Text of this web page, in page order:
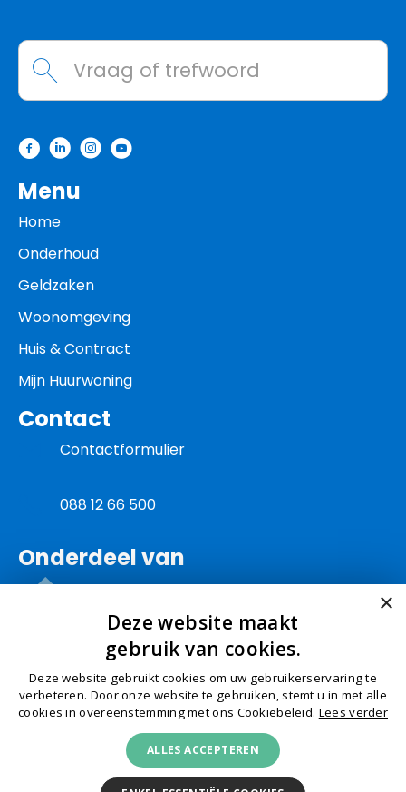
Contactinformatie
Waarmee kunnen we helpen?
Menu
Home
Onderhoud
Geldzaken
Woonomgeving
Huis & Contract
Mijn Huurwoning
Contact
Contactformulier
088 12 66 500
Onderdeel van
© Schep 2026 Algemene Voorwaarden Privacy
Klachtenafhandeling Toegankelijkheid
×
Deze website maakt
gebruik van cookies.
Deze website gebruikt cookies om uw gebruikerservaring te
verbeteren. Door onze website te gebruiken, stemt u in met alle
cookies in overeenstemming met ons Cookiebeleid. Lees verder
ALLES ACCEPTEREN